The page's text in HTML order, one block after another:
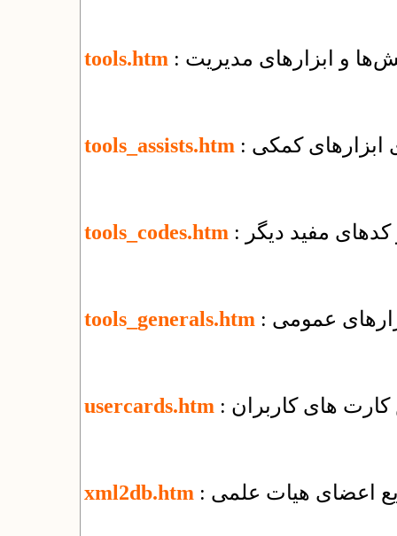
tools.htm و ابزارهای مدیریت
tools_assists.htm ابزارهای کمکی
tools_codes.htm کدهای مفید دیگر
tools_generals.htm عمومی
usercards.htm های کاربران
xml2db.htm اعضای هیات علمی